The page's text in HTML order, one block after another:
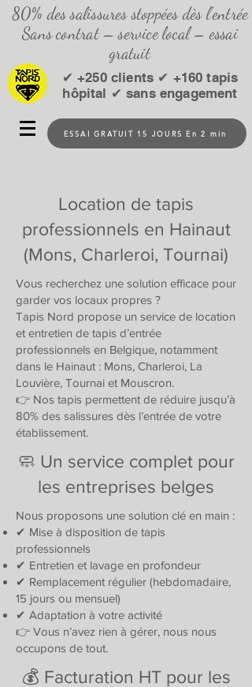
80% des salissures stoppées dès l’entrée
Sans contrat – service local – essai
gratuit
✔ +250 clients ✔ +160 tapis
hôpital ✔ sans engagement
ESSAI GRATUIT 15 JOURS En 2 min
Location de tapis
professionnels en Hainaut
(Mons, Charleroi, Tournai)
Vous recherchez une solution efficace pour
garder vos locaux propres ?
Tapis Nord propose un service de location
et entretien de tapis d’entrée
professionnels en Belgique, notamment
dans le Hainaut : Mons, Charleroi, La
Louvière, Tournai et Mouscron.
👉 Nos tapis permettent de réduire jusqu’à
80% des salissures dès l’entrée de votre
établissement.
🧼 Un service complet pour
les entreprises belges
Nous proposons une solution clé en main :
✔ Mise à disposition de tapis
professionnels
✔ Entretien et lavage en profondeur
✔ Remplacement régulier (hebdomadaire,
15 jours ou mensuel)
✔ Adaptation à votre activité
👉 Vous n’avez rien à gérer, nous nous
occupons de tout.
💰 Facturation HT pour les